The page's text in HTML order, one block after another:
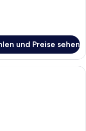
und Preise sehen
Hotelzimmer mit